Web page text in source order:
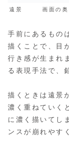
遠景 画面の奥
手前にあるもの
描くことで、目
行き感が生まれ
る表現手法で、
描くときは遠景
濃く重ねていく
に濃く描いてし
ンスが崩れやす